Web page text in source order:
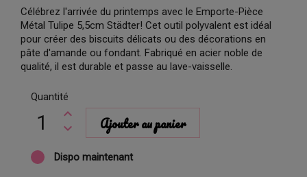
Célébrez l'arrivée du printemps avec le Emporte-Pièce
Métal Tulipe 5,5cm Städter! Cet outil polyvalent est idéal
pour créer des biscuits délicats ou des décorations en
pâte d'amande ou fondant. Fabriqué en acier noble de
qualité, il est durable et passe au lave-vaisselle.
Quantité
Ajouter au panier
Dispo maintenant